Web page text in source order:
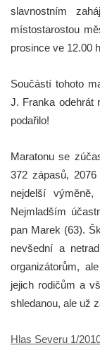
slavnostním
místostarostou
prosince ve 12.00
Součástí tohoto
J. Franka odehrát
podařilo!
Maratonu se
372 zápasů,
nejdelší
Nejmladším
pan Marek (63).
nevšední a
organizátorům,
jejich rodičům a
shledanou, ale už
Hlas Severu 1/